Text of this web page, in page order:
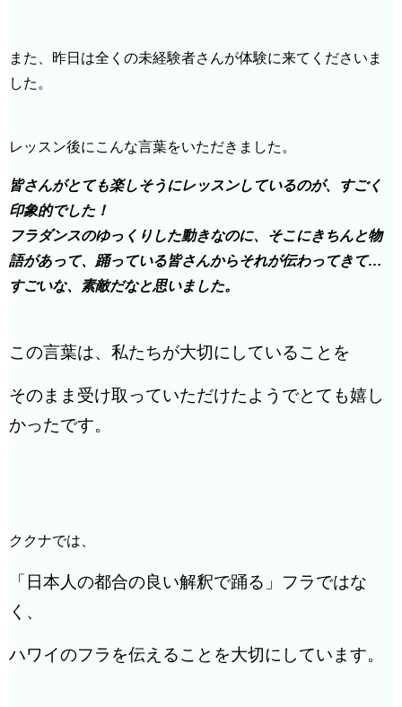
また、昨日は全くの未経験者さんが体験に来てくださいま
した。
レッスン後にこんな言葉をいただきました。
皆さんがとても楽しそうにレッスンしているのが、すごく
印象的でした！
フラダンスのゆっくりした動きなのに、そこにきちんと物
語があって、踊っている皆さんからそれが伝わってきて…
すごいな、素敵だなと思いました。
この言葉は、私たちが大切にしていることを
そのまま受け取っていただけたようでとても嬉し
かったです。
ククナでは、
「日本人の都合の良い解釈で踊る」フラではな
く、
ハワイのフラを伝えることを大切にしています。